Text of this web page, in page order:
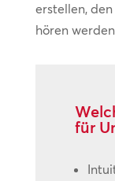
erstellen,
hören
für